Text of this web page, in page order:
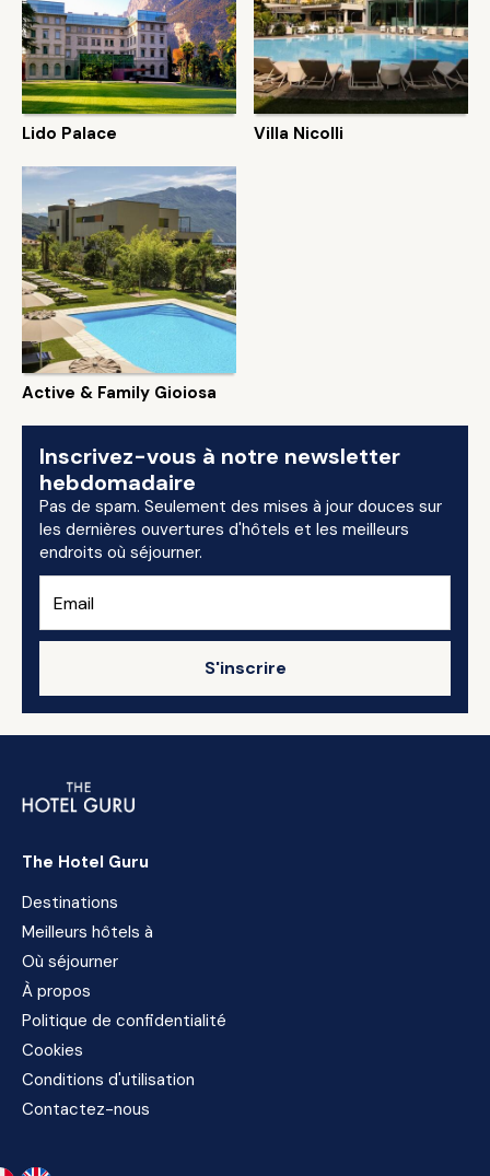
Lido Palace Villa Nicolli
Active & Family Gioiosa
Inscrivez-vous à notre newsletter
hebdomadaire
Pas de spam. Seulement des mises à jour douces sur
les dernières ouvertures d'hôtels et les meilleurs
endroits où séjourner.
S'inscrire
The Hotel Guru
Destinations
Meilleurs hôtels à
Où séjourner
À propos
Politique de confidentialité
Cookies
Conditions d'utilisation
Contactez-nous